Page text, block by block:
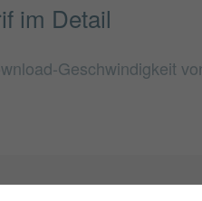
im Detail
Geschwindigkeit